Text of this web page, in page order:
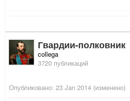
Гвардии-полковник
collega
3720 публикаций
Опубликовано: 23 Jan 2014 (изменено)